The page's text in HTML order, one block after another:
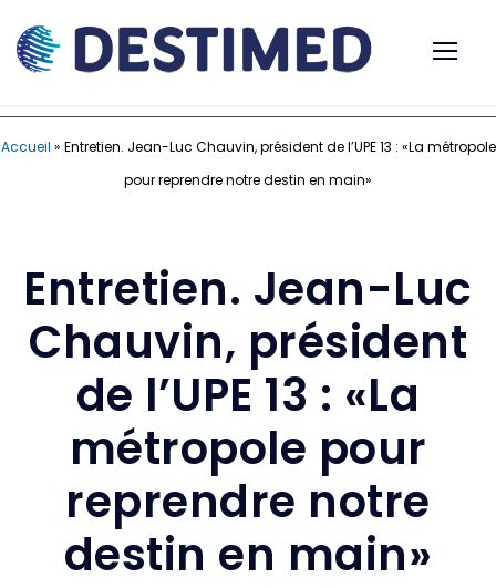
Accueil » Entretien. Jean-Luc Chauvin, président de l’UPE 13 : «La métropole
pour reprendre notre destin en main»
Entretien. Jean-Luc
Chauvin, président
de l’UPE 13 : «La
métropole pour
reprendre notre
destin en main»